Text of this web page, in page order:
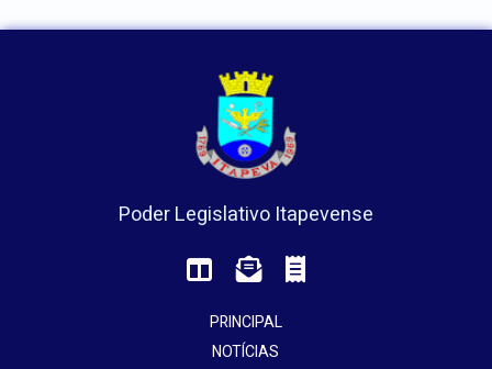
Poder Legislativo Itapevense
PRINCIPAL
NOTÍCIAS